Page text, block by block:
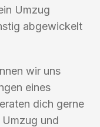
Umzug
abgewickelt
wir uns
eines
dich gerne
Umzug und